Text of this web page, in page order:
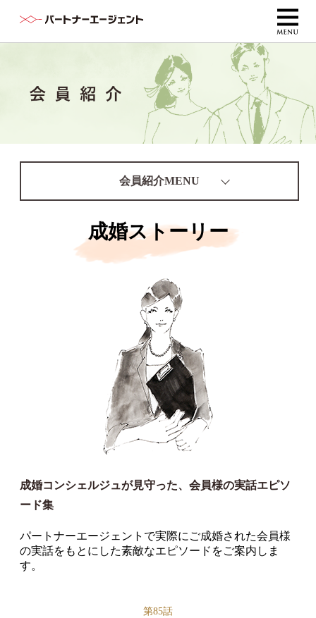
会員紹介MENU
成婚ストーリー
成婚コンシェルジュが見守った、会員様の実話エピソ
ード集
パートナーエージェントで実際にご成婚された会員様
の実話をもとにした素敵なエピソードをご案内しま
す。
第85話